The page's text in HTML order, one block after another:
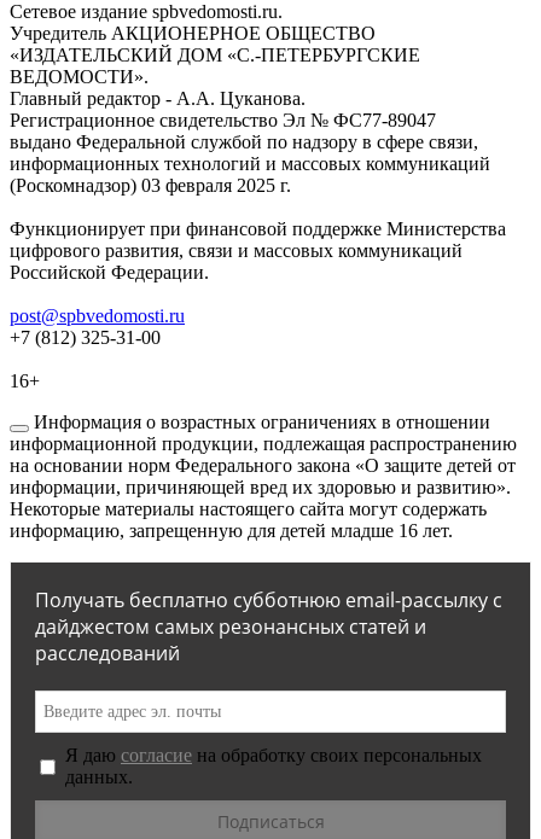
Сетевое издание spbvedomosti.ru.
Учредитель АКЦИОНЕРНОЕ ОБЩЕСТВО
«ИЗДАТЕЛЬСКИЙ ДОМ «С.-ПЕТЕРБУРГСКИЕ
ВЕДОМОСТИ».
Главный редактор - А.А. Цуканова.
Регистрационное свидетельство Эл № ФС77-89047
выдано Федеральной службой по надзору в сфере связи,
информационных технологий и массовых коммуникаций
(Роскомнадзор) 03 февраля 2025 г.
Функционирует при финансовой поддержке Министерства
цифрового развития, связи и массовых коммуникаций
Российской Федерации.
post@spbvedomosti.ru
+7 (812) 325-31-00
16+
Информация о возрастных ограничениях в отношении
информационной продукции, подлежащая распространению
на основании норм Федерального закона «О защите детей от
информации, причиняющей вред их здоровью и развитию».
Некоторые материалы настоящего сайта могут содержать
информацию, запрещенную для детей младше 16 лет.
Получать бесплатно субботнюю email-рассылку с
дайджестом самых резонансных статей и
расследований
Я даю согласие на обработку своих персональных
данных.